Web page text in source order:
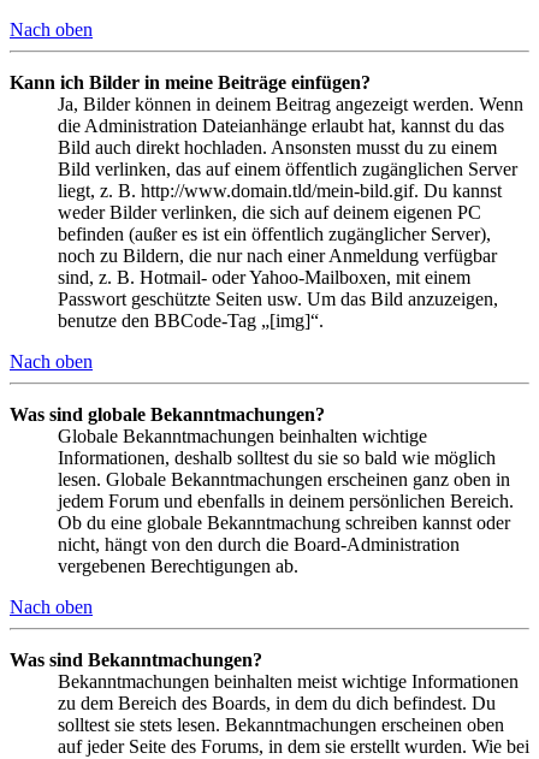
Nach oben
Kann ich Bilder in meine Beiträge einfügen?
Ja, Bilder können in deinem Beitrag angezeigt werden. Wenn
die Administration Dateianhänge erlaubt hat, kannst du das
Bild auch direkt hochladen. Ansonsten musst du zu einem
Bild verlinken, das auf einem öffentlich zugänglichen Server
liegt, z. B. http://www.domain.tld/mein-bild.gif. Du kannst
weder Bilder verlinken, die sich auf deinem eigenen PC
befinden (außer es ist ein öffentlich zugänglicher Server),
noch zu Bildern, die nur nach einer Anmeldung verfügbar
sind, z. B. Hotmail- oder Yahoo-Mailboxen, mit einem
Passwort geschützte Seiten usw. Um das Bild anzuzeigen,
benutze den BBCode-Tag „[img]“.
Nach oben
Was sind globale Bekanntmachungen?
Globale Bekanntmachungen beinhalten wichtige
Informationen, deshalb solltest du sie so bald wie möglich
lesen. Globale Bekanntmachungen erscheinen ganz oben in
jedem Forum und ebenfalls in deinem persönlichen Bereich.
Ob du eine globale Bekanntmachung schreiben kannst oder
nicht, hängt von den durch die Board-Administration
vergebenen Berechtigungen ab.
Nach oben
Was sind Bekanntmachungen?
Bekanntmachungen beinhalten meist wichtige Informationen
zu dem Bereich des Boards, in dem du dich befindest. Du
solltest sie stets lesen. Bekanntmachungen erscheinen oben
auf jeder Seite des Forums, in dem sie erstellt wurden. Wie bei